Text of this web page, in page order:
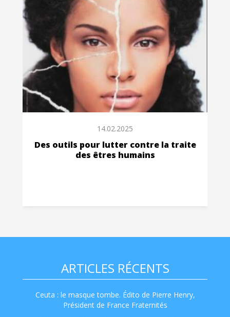
14.02.2025
Des outils pour lutter contre la traite
des êtres humains
ARTICLES RÉCENTS
Ceuta : le masque tombe. Édito de Pierre Henry,
Président de France Fraternités